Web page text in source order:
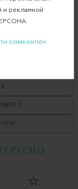
и рекламной
ознакомлен.